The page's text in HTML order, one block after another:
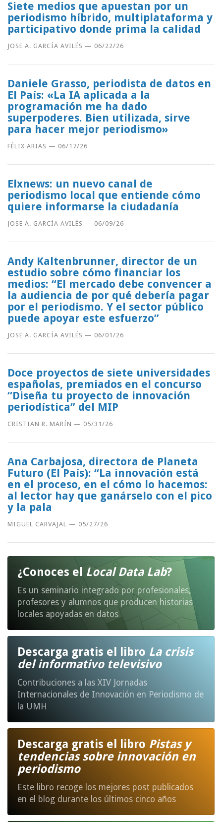
Siete medios que apuestan por un
periodismo híbrido, multiplataforma y
participativo donde prima la calidad
JOSE A. GARCÍA AVILÉS — 06/22/26
Daniele Grasso, periodista de datos en
El País: «La IA aplicada a la
programación me ha dado
superpoderes. Bien utilizada, sirve
para hacer mejor periodismo»
FÉLIX ARIAS — 06/17/26
Elxnews: un nuevo canal de
periodismo local que entiende cómo
quiere informarse la ciudadanía
JOSE A. GARCÍA AVILÉS — 06/09/26
Andy Kaltenbrunner, director de un
estudio sobre cómo financiar los
medios: “El mercado debe convencer a
la audiencia de por qué debería pagar
por el periodismo. Y el sector público
puede apoyar este esfuerzo”
JOSE A. GARCÍA AVILÉS — 06/01/26
Doce proyectos de siete universidades
españolas, premiados en el concurso
“Diseña tu proyecto de innovación
periodística” del MIP
CRISTIAN R. MARÍN — 05/31/26
Ana Carbajosa, directora de Planeta
Futuro (El País): “La innovación está
en el proceso, en el cómo lo hacemos:
al lector hay que ganárselo con el pico
y la pala
MIGUEL CARVAJAL — 05/27/26
¿Conoces el Local Data Lab?
Es un seminario integrado por profesionales,
profesores y alumnos que producen historias
locales apoyadas en datos
Descarga gratis el libro La crisis
del informativo televisivo
Contribuciones a las XIV Jornadas
Internacionales de Innovación en Periodismo de
la UMH
Descarga gratis el libro Pistas y
tendencias sobre innovación en
periodismo
Este libro recoge los mejores post publicados
en el blog durante los últimos cinco años